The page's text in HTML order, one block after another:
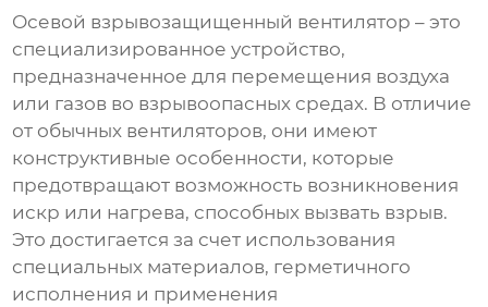
Осевой взрывозащищенный вентилятор – это
специализированное устройство,
предназначенное для перемещения воздуха
или газов во взрывоопасных средах. В отличие
от обычных вентиляторов, они имеют
конструктивные особенности, которые
предотвращают возможность возникновения
искр или нагрева, способных вызвать взрыв.
Это достигается за счет использования
специальных материалов, герметичного
исполнения и применения